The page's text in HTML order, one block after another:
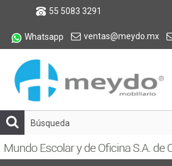
55 5083 3291
Whatsapp ventas@meydo.mx